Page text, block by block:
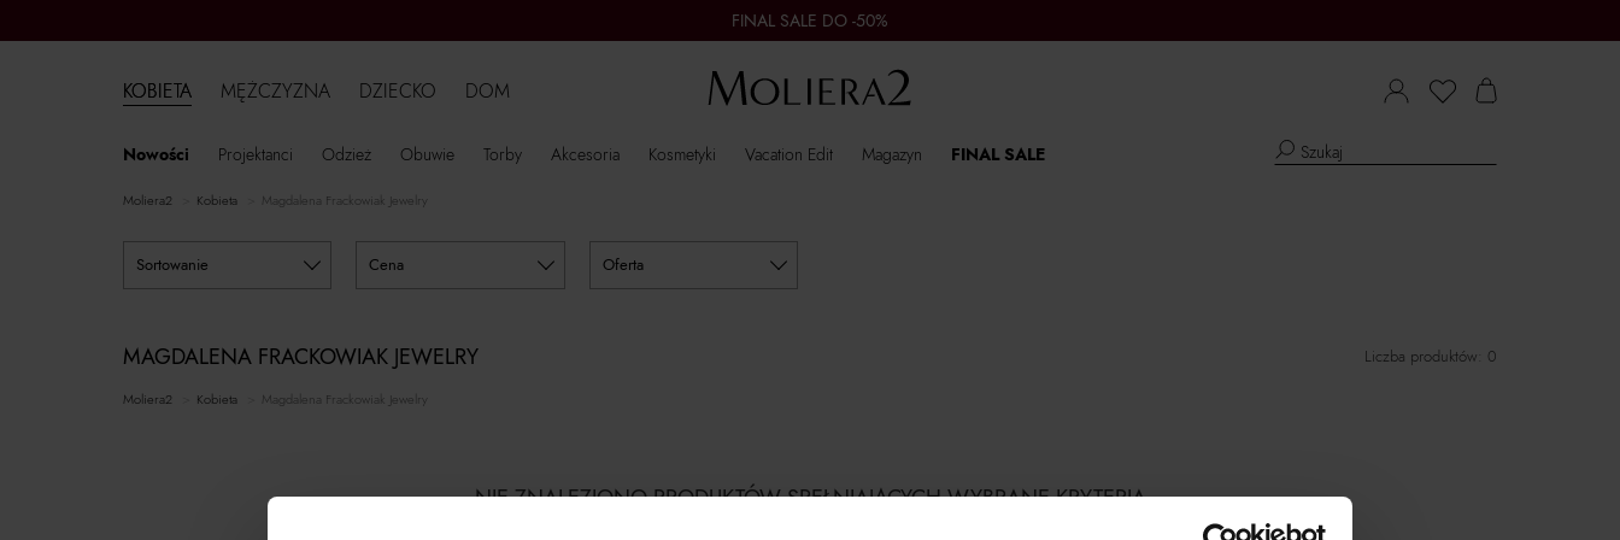
FINAL SALE DO -50%
KOBIETA
Nowości Projektanci Odzież Obuwie Torby Akcesoria Kosmetyki Vacation Edit Magazyn FINAL SALE
MĘŻCZYZNA DZIECKO DOM
moliera2 kobieta Magdalena Frackowiak Jewelry
sortowanie cena oferta
Liczba produktów: 0
MAGDALENA FRACKOWIAK JEWELRY
moliera2 kobieta Magdalena Frackowiak Jewelry
NIE ZNALEZIONO PRODUKTÓW SPEŁNIAJĄCYCH WYBRANE KRYTERIA